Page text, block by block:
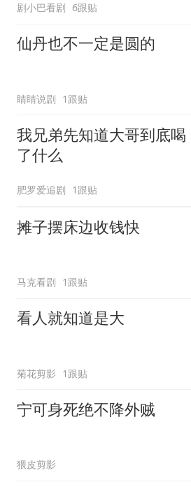
剧小巴看剧 6跟贴
仙丹也不一定是圆的
睛睛说剧 1跟贴
我兄弟先知道大哥到底喝
了什么
肥罗爱追剧 1跟贴
摊子摆床边收钱快
马克看剧 1跟贴
看人就知道是大
菊花剪影 1跟贴
宁可身死绝不降外贼
猥皮剪影